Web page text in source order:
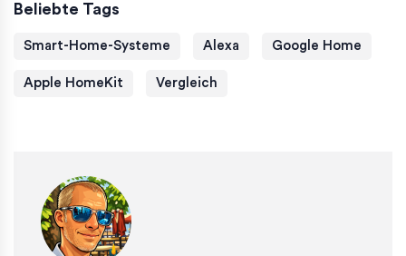
Beliebte Tags
Smart-Home-Systeme Alexa Google Home
Apple HomeKit Vergleich